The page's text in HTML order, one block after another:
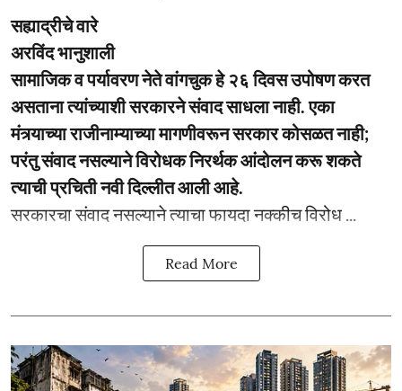
सह्याद्रीचे वारे
अरविंद भानुशाली
सामाजिक व पर्यावरण नेते वांगचुक हे २६ दिवस उपोषण करत
असताना त्यांच्याशी सरकारने संवाद साधला नाही. एका
मंत्र्याच्या राजीनाम्याच्या मागणीवरून सरकार कोसळत नाही;
परंतु संवाद नसल्याने विरोधक निरर्थक आंदोलन करू शकते
त्याची प्रचिती नवी दिल्लीत आली आहे.
सरकारचा संवाद नसल्याने त्याचा फायदा नक्कीच विरोध ...
Read More